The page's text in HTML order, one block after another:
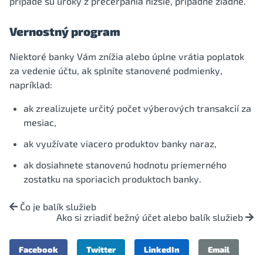
Vernostný program
Niektoré banky Vám znížia alebo úplne vrátia poplatok
za vedenie účtu, ak splníte stanovené podmienky,
napríklad:
ak zrealizujete určitý počet výberových transakcií za
mesiac,
ak využívate viacero produktov banky naraz,
ak dosiahnete stanovenú hodnotu priemerného
zostatku na sporiacich produktoch banky.
Čo je balík služieb
Ako si zriadiť bežný účet alebo balík služieb
Facebook Twitter LinkedIn Email